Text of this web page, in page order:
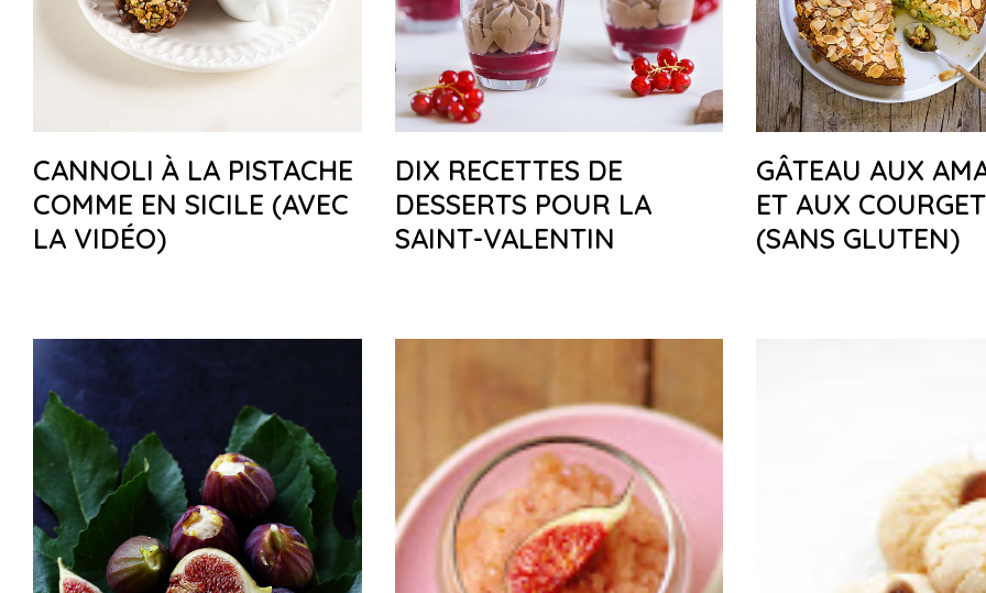
CANNOLI À LA PISTACHE
COMME EN SICILE (AVEC
LA VIDÉO)
DIX RECETTES DE
DESSERTS POUR LA
SAINT-VALENTIN
GÂTEAU AUX
ET AUX
(SANS GLUTEN)